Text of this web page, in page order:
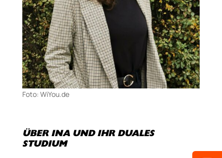
Foto: WiYou.de
ÜBER INA UND IHR DUALES
STUDIUM